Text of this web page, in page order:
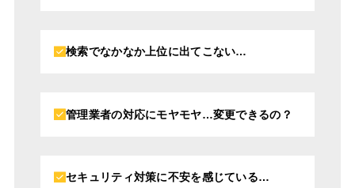
検索でなかなか上位に出てこない…
管理業者の対応にモヤモヤ…変更できるの？
セキュリティ対策に不安を感じている…